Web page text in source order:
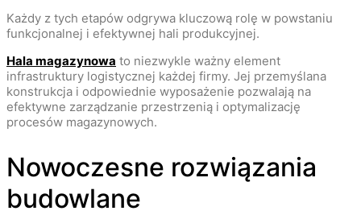
Każdy z tych etapów odgrywa kluczową rolę w powstaniu
funkcjonalnej i efektywnej hali produkcyjnej.
Hala magazynowa to niezwykle ważny element
infrastruktury logistycznej każdej firmy. Jej przemyślana
konstrukcja i odpowiednie wyposażenie pozwalają na
efektywne zarządzanie przestrzenią i optymalizację
procesów magazynowych.
Nowoczesne rozwiązania
budowlane